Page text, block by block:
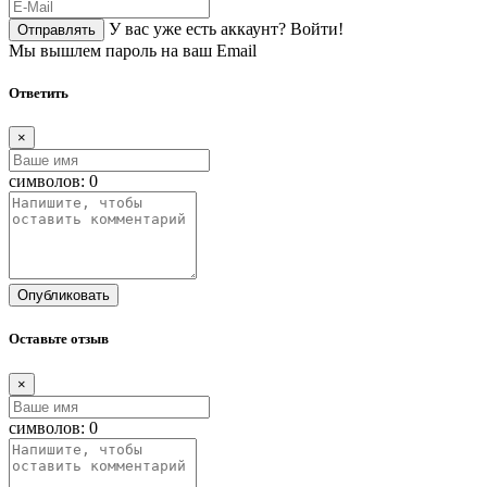
Отправлять У вас уже есть аккаунт? Войти!
Мы вышлем пароль на ваш Email
Ответить
×
символов: 0
Опубликовать
Оставьте отзыв
×
символов: 0